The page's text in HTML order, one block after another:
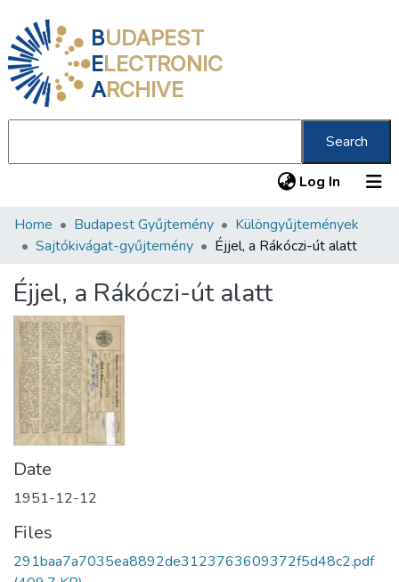
BUDAPEST
ELECTRONIC
ARCHIVE
Search
Log In (current)
Communities & Collections
Statistics
About us
Home Budapest Gyűjtemény
Különgyűjtemények
Sajtókivágat-gyűjtemény
Éjjel, a Rákóczi-út alatt
Éjjel, a Rákóczi-út alatt
Date
1951-12-12
Files
291baa7a7035ea8892de3123763609372f5d48c2.pdf